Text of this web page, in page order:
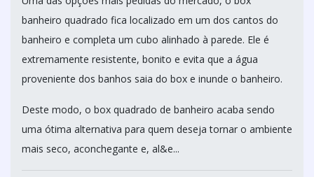
banheiro quadrado fica localizado em um dos cantos do
banheiro e completa um cubo alinhado à parede. Ele é
extremamente resistente, bonito e evita que a água
proveniente dos banhos saia do box e inunde o banheiro.
Deste modo, o box quadrado de banheiro acaba sendo
uma ótima alternativa para quem deseja tornar o ambiente
mais seco, aconchegante e, al&e...